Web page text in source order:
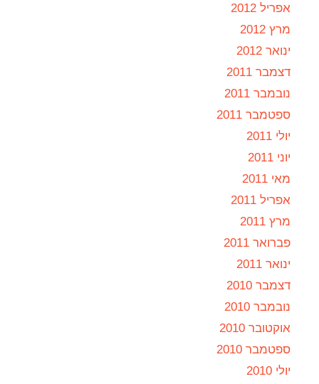
אפריל 2012
מרץ 2012
ינואר 2012
דצמבר 2011
נובמבר 2011
ספטמבר 2011
יולי 2011
יוני 2011
מאי 2011
אפריל 2011
מרץ 2011
פברואר 2011
ינואר 2011
דצמבר 2010
נובמבר 2010
אוקטובר 2010
ספטמבר 2010
יולי 2010